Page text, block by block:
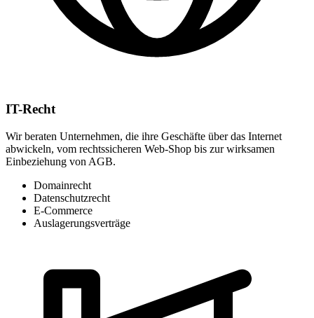
IT-Recht
Wir beraten Unternehmen, die ihre Geschäfte über das Internet
abwickeln, vom rechtssicheren Web-Shop bis zur wirksamen
Einbeziehung von AGB.
Domainrecht
Datenschutzrecht
E-Commerce
Auslagerungsverträge